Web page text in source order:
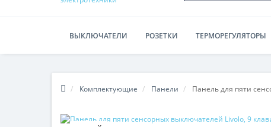
ВЫКЛЮЧАТЕЛИ РОЗЕТКИ ТЕРМОРЕГУЛЯТОРЫ
ЧАСЫ, КОЛОНКИ
Комплектующие
Панели Панель для пяти